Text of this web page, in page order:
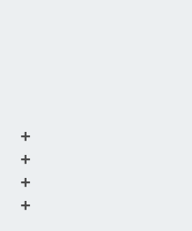
+
+
+
+